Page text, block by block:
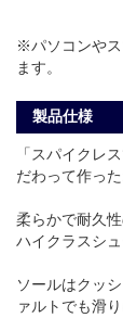
※パソコンやス
ます。
製品仕様
「スパイクレ
だわって作っ
柔らかで耐久
ハイクラスシュ
ソールはクッ
ァルトでも滑